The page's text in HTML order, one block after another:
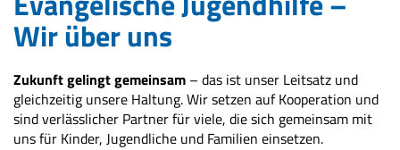
Wir über uns
Zukunft gelingt gemeinsam – das ist unser Leitsatz und
gleichzeitig unsere Haltung. Wir setzen auf Kooperation und
sind verlässlicher Partner für viele, die sich gemeinsam mit
uns für Kinder, Jugendliche und Familien einsetzen.